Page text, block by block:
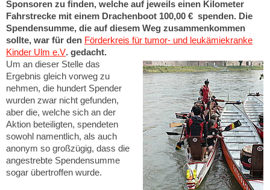
Sponsoren zu finden, welche auf jeweils einen Kilometer
Fahrstrecke mit einem Drachenboot 100,00 € spenden. Die
Spendensumme, die auf diesem Weg zusammenkommen
sollte, war für den Förderkreis für tumor- und leukämiekranke
Kinder Ulm e.V. gedacht.
Um an dieser Stelle das
Ergebnis gleich vorweg zu
nehmen, die hundert Spender
wurden zwar nicht gefunden,
aber die, welche sich an der
Aktion beteiligten, spendeten
sowohl namentlich, als auch
anonym so großzügig, dass die
angestrebte Spendensumme
sogar übertroffen wurde.